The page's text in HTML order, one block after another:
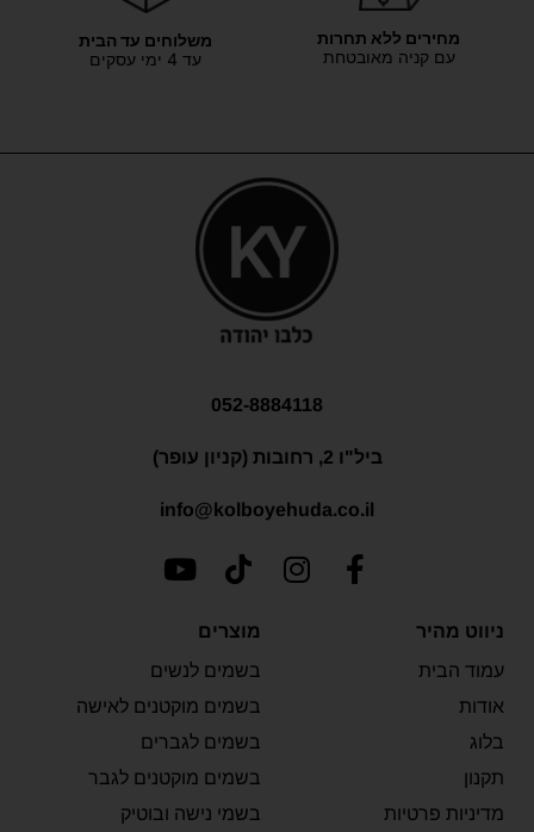
מחירים ללא תחרות
עם קניה מאובטחת
משלוחים עד הבית
עד 4 ימי עסקים
052-8884118
ביל"ו 2, רחובות (קניון עופר)
info@kolboyehuda.co.il
ניווט מהיר
עמוד הבית
אודות
בלוג
תקנון
מדיניות פרטיות
מוצרים
בשמים לנשים
בשמים מוקטנים לאישה
בשמים לגברים
בשמים מוקטנים לגבר
בשמי נישה ובוטיק